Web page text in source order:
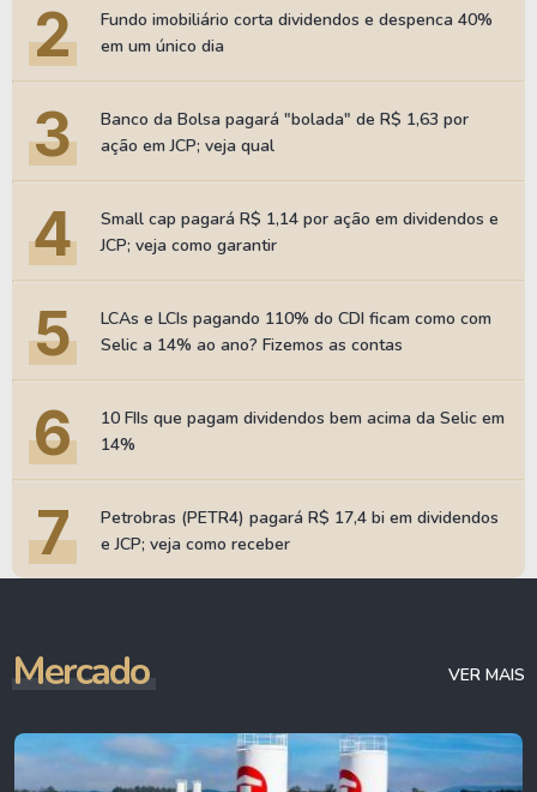
2
Fundo imobiliário corta dividendos e despenca 40%
em um único dia
3
Banco da Bolsa pagará "bolada" de R$ 1,63 por
ação em JCP; veja qual
4
Small cap pagará R$ 1,14 por ação em dividendos e
JCP; veja como garantir
5
LCAs e LCIs pagando 110% do CDI ficam como com
Selic a 14% ao ano? Fizemos as contas
6
10 FIIs que pagam dividendos bem acima da Selic em
14%
7
Petrobras (PETR4) pagará R$ 17,4 bi em dividendos
e JCP; veja como receber
Mercado VER MAIS